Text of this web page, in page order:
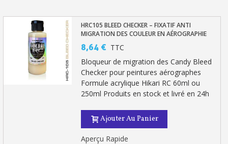
HRC105 BLEED CHECKER – FIXATIF ANTI
MIGRATION DES COULEUR EN AÉROGRAPHIE
8,64 € TTC
Bloqueur de migration des Candy Bleed
Checker pour peintures aérographes
Formule acrylique Hikari RC 60ml ou
250ml Produits en stock et livré en 24h
Ajouter Au Panier
Aperçu Rapide